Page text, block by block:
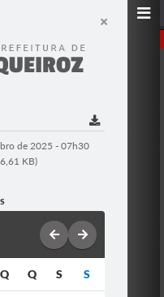
de 2025 - 07h30
KB)
Q Q S S